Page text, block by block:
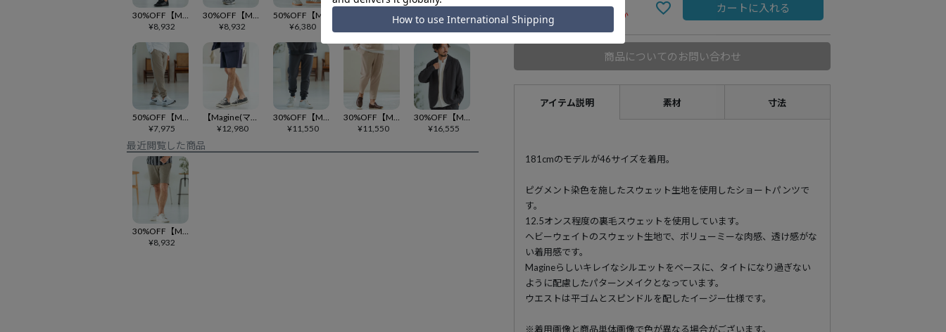
30%OFF【Magine(マージン)】Textured Knit-Like Fabric Short Pants ショートパンツ(MGN-252-008)
¥8,932
30%OFF【Magine(マージン)】Textured Jacquard Fabric Short Pants ショートパンツ(MGN-252-015)
¥8,932
¥6,380
30%OFF【Magine(マージン)】Military design Short Pants ショートパンツ(MGN-252-010)
30%OFF【Magine(マージン)】Rayon Denim Fabric Tapered Pants デニムパンツ(MGN-252-011)
¥13,860
50%OFF【Magine(マージン)】Brushed Viscose Fabric Rib Pants パンツ(MGN-242-021)
¥7,975
【Magine(マージン)】Double Knit Short Pants ショートパンツ(MGN-261-048)
¥12,980
30%OFF【Magine(マージン)】Geometry Jacquard Jogger Pants ジョガーパンツ(MGN-242-022)
¥11,550
30%OFF【Magine(マージン)】Waffle Fabric Tapered Pants テーパードパンツ(MGN-251-014)
¥11,550
30%OFF【Magine(マージン)】Brushed Viscose Drape Fabric Shirt Jacket シャツジャケット(MGN-242-007)
¥16,555
最近閲覧した商品
30%OFF【Magine(マージン)】Pigment-dyed Sweat Fabric Short Pants ショートパンツ(MGN-252-009)
¥8,932
残りわずか
カートに入れる
商品についてのお問い合わせ
アイテム説明 素材 寸法
181cmのモデルが46サイズを着用。
ピグメント染色を施したスウェット生地を使用したショートパンツで
す。
12.5オンス程度の裏毛スウェットを使用しています。
ヘビーウェイトのスウェット生地で、ボリューミーな肉感、透け感がな
い着用感です。
Magineらしいキレイなシルエットをベースに、タイトになり過ぎない
ように配慮したパターンメイクとなっています。
ウエストは平ゴムとスピンドルを配したイージー仕様です。
※着用画像と商品単体画像で色が異なる場合がございます。